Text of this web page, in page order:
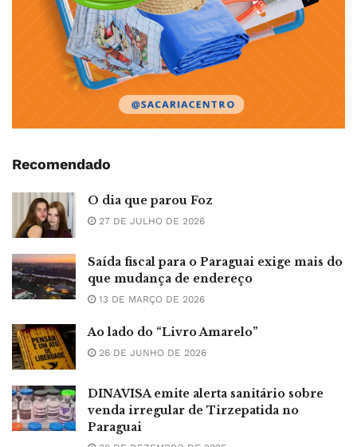
Recomendado
O dia que parou Foz
27 DE JULHO DE 2026
Saída fiscal para o Paraguai exige mais do
que mudança de endereço
13 DE MARÇO DE 2026
Ao lado do “Livro Amarelo”
26 DE JUNHO DE 2026
DINAVISA emite alerta sanitário sobre
venda irregular de Tirzepatida no
Paraguai